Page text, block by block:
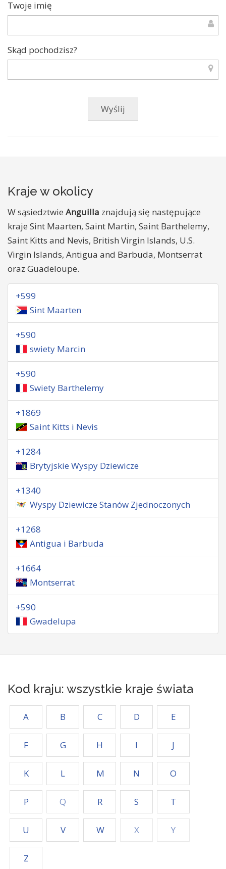
Twoje imię
Skąd pochodzisz?
Kraje w okolicy
W sąsiedztwie Anguilla znajdują się następujące
kraje Sint Maarten, Saint Martin, Saint Barthelemy,
Saint Kitts and Nevis, British Virgin Islands, U.S.
Virgin Islands, Antigua and Barbuda, Montserrat
oraz Guadeloupe.
+599
Sint Maarten
+590
swiety Marcin
+590
Swiety Barthelemy
+1869
Saint Kitts i Nevis
+1284
Brytyjskie Wyspy Dziewicze
+1340
Wyspy Dziewicze Stanów Zjednoczonych
+1268
Antigua i Barbuda
+1664
Montserrat
+590
Gwadelupa
Kod kraju: wszystkie kraje świata
A B C D E
F G H I J
K L M N O
P Q R S T
U V W X Y
Z